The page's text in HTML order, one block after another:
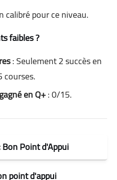
calibré pour ce niveau.
faibles ?
: Seulement 2 succès en
courses.
en Q+: 0/15.
Point d'Appui
point d'appui